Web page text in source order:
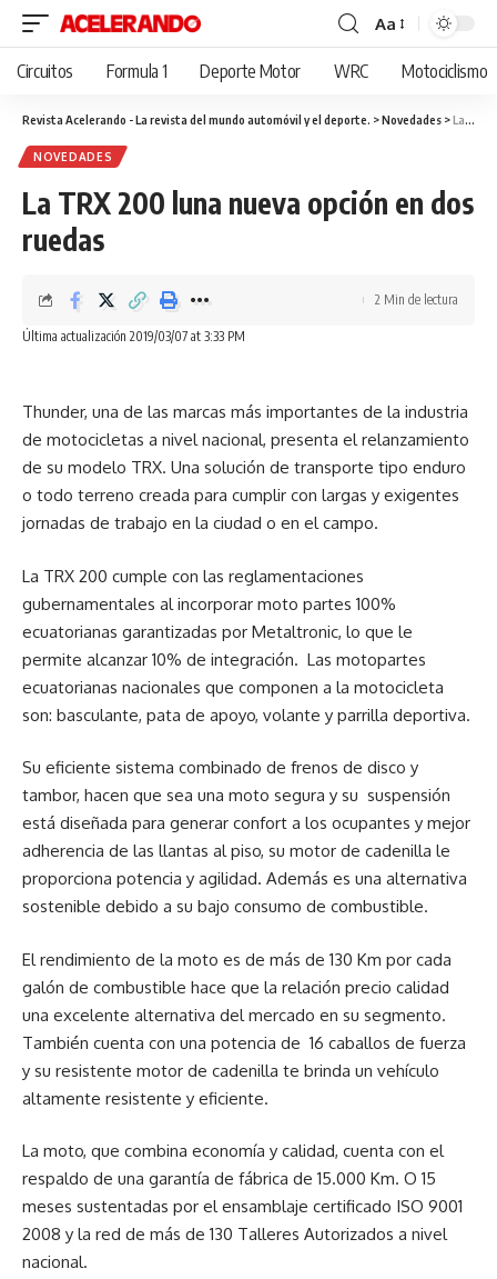
Cambiar
tamaño
fuente
Aa
Circuitos Formula 1 Deporte Motor WRC Motociclismo
Revista Acelerando - La revista del mundo automóvil y el deporte. >Novedades >La TRX 200 luna nueva opción en dos ruedas
NOVEDADES
La TRX 200 luna nueva opción en dos
ruedas
Última actualización 2019/03/07 at 3:33 PM
2 Min de lectura
Thunder, una de las marcas más importantes de la industria
de motocicletas a nivel nacional, presenta el relanzamiento
de su modelo TRX. Una solución de transporte tipo enduro
o todo terreno creada para cumplir con largas y exigentes
jornadas de trabajo en la ciudad o en el campo.
La TRX 200 cumple con las reglamentaciones
gubernamentales al incorporar moto partes 100%
ecuatorianas garantizadas por Metaltronic, lo que le
permite alcanzar 10% de integración. Las motopartes
ecuatorianas nacionales que componen a la motocicleta
son: basculante, pata de apoyo, volante y parrilla deportiva.
Su eficiente sistema combinado de frenos de disco y
tambor, hacen que sea una moto segura y su suspensión
está diseñada para generar confort a los ocupantes y mejor
adherencia de las llantas al piso, su motor de cadenilla le
proporciona potencia y agilidad. Además es una alternativa
sostenible debido a su bajo consumo de combustible.
El rendimiento de la moto es de más de 130 Km por cada
galón de combustible hace que la relación precio calidad
una excelente alternativa del mercado en su segmento.
También cuenta con una potencia de 16 caballos de fuerza
y su resistente motor de cadenilla te brinda un vehículo
altamente resistente y eficiente.
La moto, que combina economía y calidad, cuenta con el
respaldo de una garantía de fábrica de 15.000 Km. O 15
meses sustentadas por el ensamblaje certificado ISO 9001
2008 y la red de más de 130 Talleres Autorizados a nivel
nacional.